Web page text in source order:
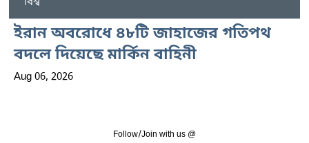
ইরান অবরোধে ৪৮টি জাহাজের গতিপথ
বদলে দিয়েছে মার্কিন বাহিনী
Aug 06, 2026
Follow/Join with us @